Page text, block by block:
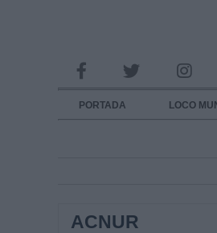
PORTADA LOCO
ACNUR
INFORMACION SOBRE LA
Responsable: